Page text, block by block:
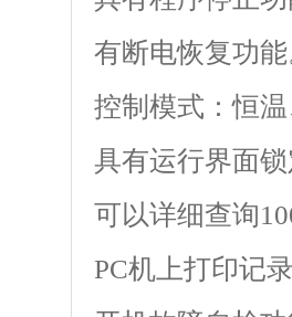
有断电恢复功能
控制模式：恒温
具有运行界面锁定
可以详细查询100
PC机上打印记